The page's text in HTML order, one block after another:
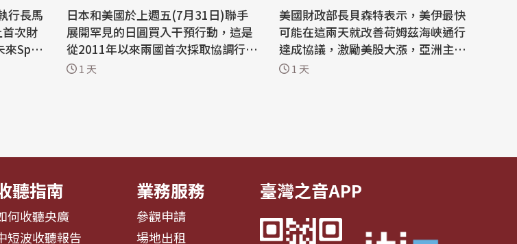
行長馬
次財
來Spac
建構
日本和美國於上週五(7月31日)聯手
展開罕見的日圓買入干預行動，這是
從2011年以來兩國首次採取協調行動
干預匯率，是否影響新台幣等亞洲貨
1 天
美國財政部長貝森特表示，美伊最快
可能在這兩天就改善荷姆茲海峽通行
達成協議，激勵美股大漲，亞洲主要
股市今天(5日)受激勵，台北股市近午
1 天
聽指南
何收聽央廣
短波收聽報告
業務服務
參觀申請
場地出租
臺灣之音APP